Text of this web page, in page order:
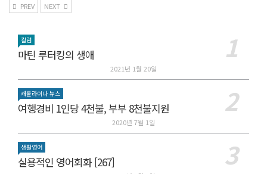
PREV NEXT
컬럼
마틴 루터킹의 생애
2021년 1월 20일
캐롤라이나 뉴스
여행경비 1인당 4천불, 부부 8천불지원
2020년 7월 1일
생활영어
실용적인 영어회화 [267]